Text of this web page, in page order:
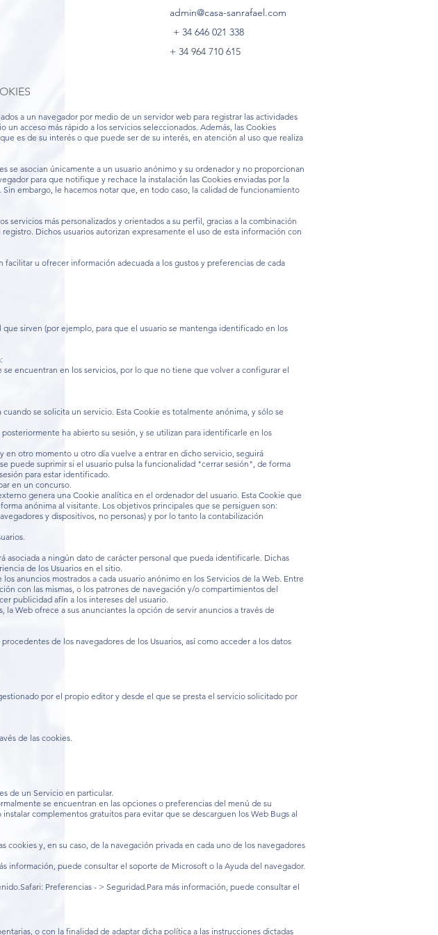
admin@casa-sanrafael.com
+ 34 646 021 338
+ 34 964 710 615
a un navegador por medio de un servidor web para registrar las actividades
acceso más rápido a los servicios seleccionados. Además, las Cookies
es de su interés o que puede ser de su interés, en atención al uso que realiza
se asocian únicamente a un usuario anónimo y su ordenador y no proporcionan
para que notifique y rechace la instalación las Cookies enviadas por la
embargo, le hacemos notar que, en todo caso, la calidad de funcionamiento
más personalizados y orientados a su perfil, gracias a la combinación
Dichos usuarios autorizan expresamente el uso de esta información con
u ofrecer información adecuada a los gustos y preferencias de cada
sirven (por ejemplo, para que el usuario se mantenga identificado en los
encuentran en los servicios, por lo que no tiene que volver a configurar el
se solicita un servicio. Esta Cookie es totalmente anónima, y sólo se
ha abierto su sesión, y se utilizan para identificarle en los
otro momento u otro día vuelve a entrar en dicho servicio, seguirá
puede suprimir si el usuario pulsa la funcionalidad "cerrar sesión", de forma
para estar identificado.
en un concurso.
genera una Cookie analítica en el ordenador del usuario. Esta Cookie que
anónima al visitante. Los objetivos principales que se persiguen son:
y dispositivos, no personas) y por lo tanto la contabilización
a ningún dato de carácter personal que pueda identificarle. Dichas
de los Usuarios en el sitio.
anuncios mostrados a cada usuario anónimo en los Servicios de la Web. Entre
con las mismas, o los patrones de navegación y/o compartimientos del
publicidad afín a los intereses del usuario.
Web ofrece a sus anunciantes la opción de servir anuncios a través de
de los navegadores de los Usuarios, así como acceder a los datos
por el propio editor y desde el que se presta el servicio solicitado por
de las cookies.
de un Servicio en particular.
se encuentran en las opciones o preferencias del menú de su
complementos gratuitos para evitar que se descarguen los Web Bugs al
y, en su caso, de la navegación privada en cada uno de los navegadores
información, puede consultar el soporte de Microsoft o la Ayuda del navegador.
Preferencias - > Seguridad.Para más información, puede consultar el
o con la finalidad de adaptar dicha política a las instrucciones dictadas